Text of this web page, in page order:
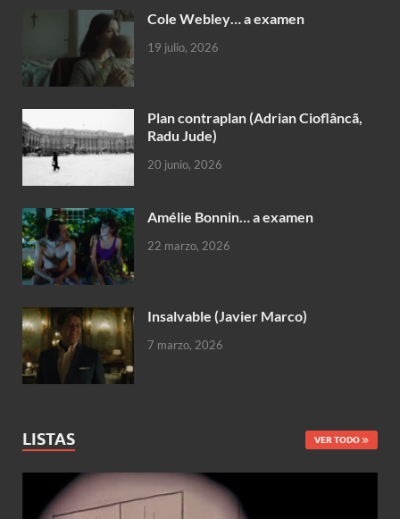
Cole Webley… a examen
19 julio, 2026
Plan contraplan (Adrian Cioflâncã,
Radu Jude)
20 junio, 2026
Amélie Bonnin… a examen
22 marzo, 2026
Insalvable (Javier Marco)
7 marzo, 2026
LISTAS VER TODO